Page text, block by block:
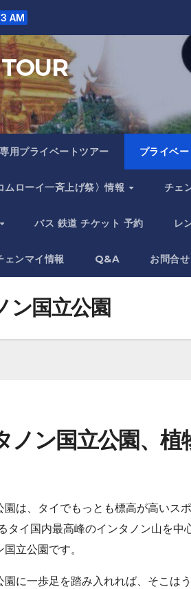
AM
用プライベートツアー プライベ
ローイ一斉上げ祭〉情報 チェ
バス 鉄道 チケット 予約 レ
ェンマイ情報 Q&A お問合せ
ン国立公園
ノン国立公園、
園は、タイでもっとも標高が高いス
タイ国内最高峰のインタノン山を中
立公園です。
園に一歩足を踏み入れれば、そこは